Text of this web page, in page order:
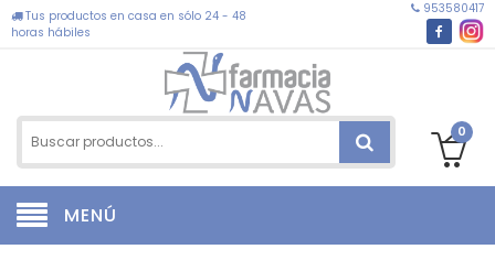
Tus productos en casa en sólo 24 - 48
horas hábiles
953580417
0
MENÚ